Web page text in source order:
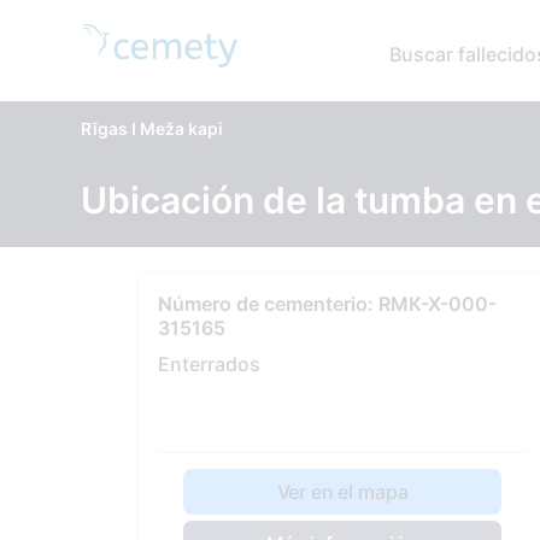
Buscar
Rīgas I Meža kapi
Ubicación de la tumba en
Número de cementerio: RMK-X-000-
315165
Enterrados
Ver en el mapa